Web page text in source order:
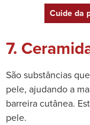
Cuide da
7.
São substâncias
pele, ajudando a
barreira cutânea.
pele.